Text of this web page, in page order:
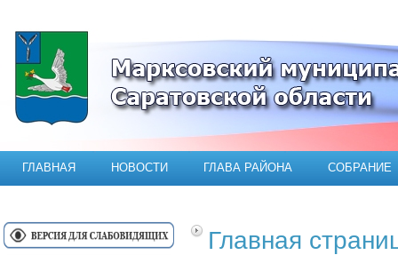
Официальный сайт Марксовского
ГЛАВНАЯ НОВОСТИ ГЛАВА РАЙОНА СОБРАНИЕ
Главная